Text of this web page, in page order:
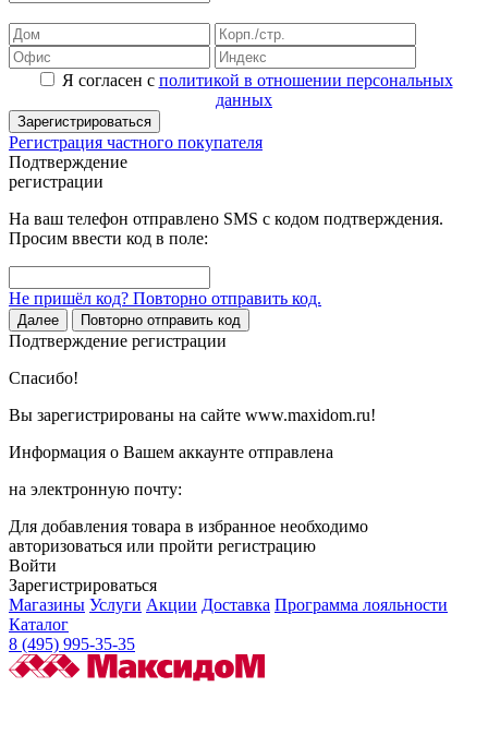
Я согласен с политикой в отношении персональных
данных
Зарегистрироваться
Регистрация частного покупателя
Подтверждение
регистрации
На ваш телефон отправлено SMS с кодом подтверждения.
Просим ввести код в поле:
Не пришёл код? Повторно отправить код.
Далее Повторно отправить код
Подтверждение регистрации
Спасибо!
Вы зарегистрированы на сайте www.maxidom.ru!
Информация о Вашем аккаунте отправлена
на электронную почту:
Для добавления товара в избранное необходимо
авторизоваться или пройти регистрацию
Войти
Зарегистрироваться
Магазины Услуги Акции Доставка Программа лояльности
Каталог
8 (495) 995-35-35